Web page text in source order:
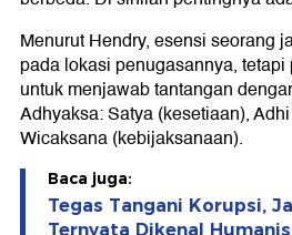
Menurut Hendry, esensi seorang
pada lokasi penugasannya,
untuk menjawab tantangan
Adhyaksa: Satya (kesetiaan),
Wicaksana (kebijaksanaan).
Baca juga:
Tegas Tangani Korupsi,
Ternyata Dikenal Humanis